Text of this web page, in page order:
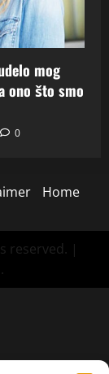
mog
ono što smo
0
Home
reserved. |